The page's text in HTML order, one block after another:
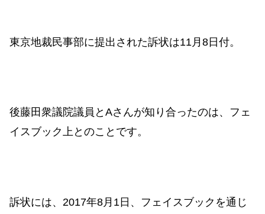
東京地裁民事部に提出された訴状は11月8日付。
後藤田衆議院議員とAさんが知り合ったのは、フェ
イスブック上とのことです。
訴状には、2017年8月1日、フェイスブックを通じ